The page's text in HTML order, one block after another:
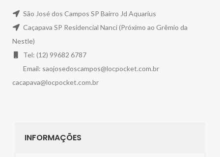
São José dos Campos SP Bairro Jd Aquarius
Caçapava SP Residencial Nanci (Próximo ao Grêmio da
Nestle)
Tel: (12) 99682 6787
Email: saojosedoscampos@locpocket.com.br
cacapava@locpocket.com.br
INFORMAÇÕES